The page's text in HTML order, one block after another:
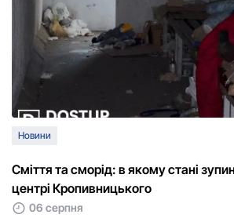
Новини
Сміття та сморід: в якому стані
центрі Кропивницького
06 серпня